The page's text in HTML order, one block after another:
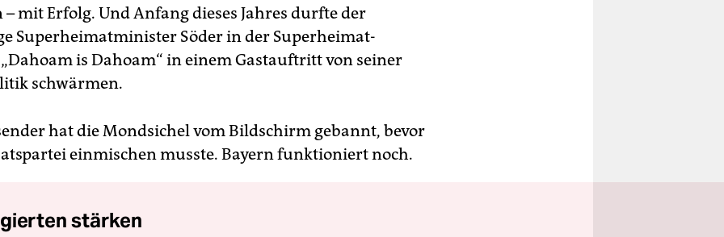
mit Erfolg. Und Anfang dieses Jahres durfte der
Superheimatminister Söder in der Superheimat-
is Dahoam“ in einem Gastauftritt von seiner
schwärmen.
hat die Mondsichel vom Bildschirm gebannt, bevor
einmischen musste. Bayern funktioniert noch.
stärken